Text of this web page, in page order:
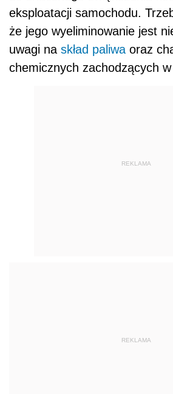
eksploatacji samochodu.
że jego wyeliminowanie jest
uwagi na skład paliwa oraz
chemicznych zachodzących
REKLAMA
REKLAMA